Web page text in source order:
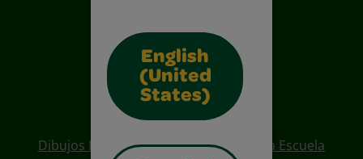
English
(United
States)
Also of Interest
Dibujos Para Colorear De Regreso A La Escuela